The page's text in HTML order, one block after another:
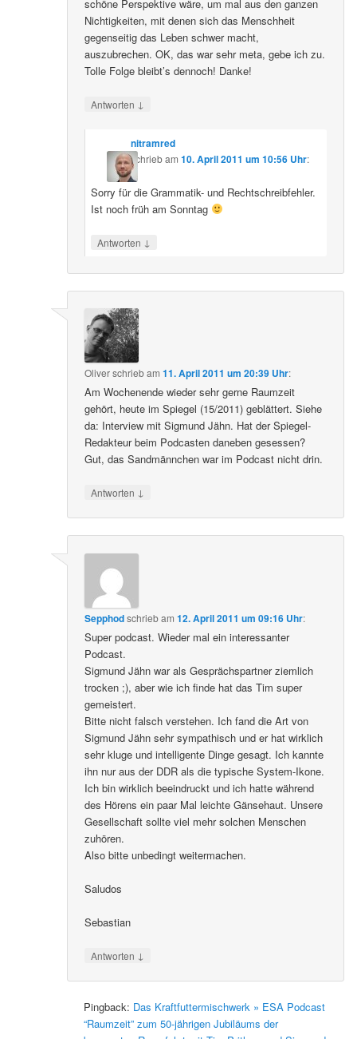
schöne Perspektive wäre, um mal aus den ganzen
Nichtigkeiten, mit denen sich das Menschheit
gegenseitig das Leben schwer macht,
auszubrechen. OK, das war sehr meta, gebe ich zu.
Tolle Folge bleibt’s dennoch! Danke!
Antworten ↓
nitramred
schriebam 10. April 2011 um 10:56 Uhr:
Sorry für die Grammatik- und Rechtschreibfehler.
Ist noch früh am Sonntag
Antworten ↓
Oliverschriebam11. April 2011 um 20:39 Uhr:
Am Wochenende wieder sehr gerne Raumzeit
gehört, heute im Spiegel (15/2011) geblättert. Siehe
da: Interview mit Sigmund Jähn. Hat der Spiegel-
Redakteur beim Podcasten daneben gesessen?
Gut, das Sandmännchen war im Podcast nicht drin.
Antworten ↓
Sepphodschriebam12. April 2011 um 09:16 Uhr:
Super podcast. Wieder mal ein interessanter
Podcast.
Sigmund Jähn war als Gesprächspartner ziemlich
trocken ;), aber wie ich finde hat das Tim super
gemeistert.
Bitte nicht falsch verstehen. Ich fand die Art von
Sigmund Jähn sehr sympathisch und er hat wirklich
sehr kluge und intelligente Dinge gesagt. Ich kannte
ihn nur aus der DDR als die typische System-Ikone.
Ich bin wirklich beeindruckt und ich hatte während
des Hörens ein paar Mal leichte Gänsehaut. Unsere
Gesellschaft sollte viel mehr solchen Menschen
zuhören.
Also bitte unbedingt weitermachen.
Saludos
Sebastian
Antworten ↓
Pingback: Das Kraftfuttermischwerk » ESA Podcast
“Raumzeit” zum 50-jährigen Jubiläums der